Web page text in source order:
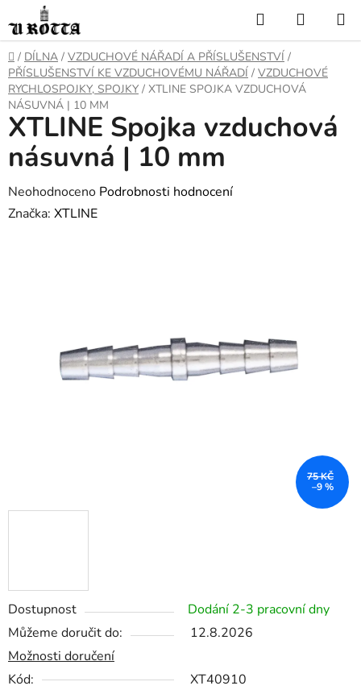
na
obsah
Hledat
KOŠÍK
DOMŮ
/ DÍLNA / VZDUCHOVÉ NÁŘADÍ A PŘÍSLUŠENSTVÍ /
PŘÍSLUŠENSTVÍ KE VZDUCHOVÉMU NÁŘADÍ / VZDUCHOVÉ
RYCHLOSPOJKY, SPOJKY / XTLINE SPOJKA VZDUCHOVÁ
NÁSUVNÁ | 10 MM
Dostupnost
Dodání 2-3 pracovní dny
Můžeme doručit do:
12.8.2026
Možnosti doručení
Kód:
XT40910
XTLINE Spojka vzduchová
násuvná | 10 mm
Průměrné
hodnocení
Neohodnoceno Podrobnosti hodnocení
Značka: XTLINE
75 KČ
–9 %